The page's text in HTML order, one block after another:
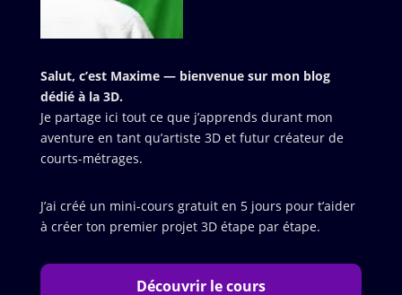
Salut, c’est Maxime — bienvenue sur mon blog
dédié à la 3D.
Je partage ici tout ce que j’apprends durant mon
aventure en tant qu’artiste 3D et futur créateur de
courts-métrages.
J’ai créé un mini-cours gratuit en 5 jours pour t’aider
à créer ton premier projet 3D étape par étape.
Découvrir le cours